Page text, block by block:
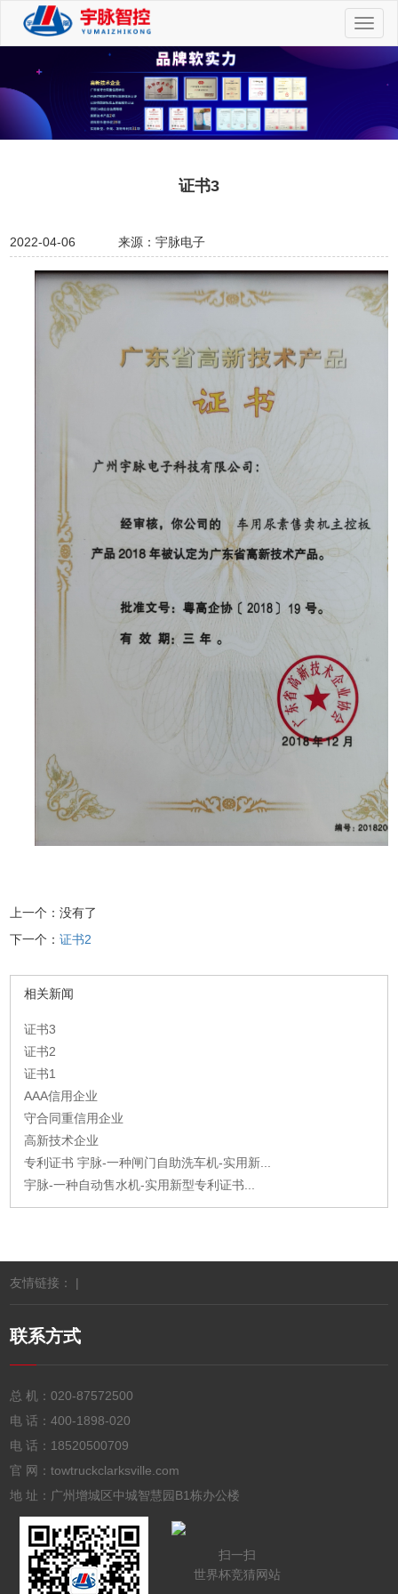
切
换
证书3
2022-04-06 来源：宇脉电子
上一个：没有了
下一个：证书2
相关新闻
证书3
证书2
证书1
AAA信用企业
守合同重信用企业
高新技术企业
专利证书 宇脉-一种闸门自助洗车机-实用新...
宇脉-一种自动售水机-实用新型专利证书...
友情链接： |
联系方式
总 机：020-87572500
电 话：400-1898-020
电 话： 18520500709
官 网：towtruckclarksville.com
地 址：广州增城区中城智慧园B1栋办公楼
扫一扫
世界杯竞猜网站